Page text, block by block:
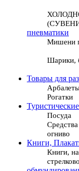
пневматики
Мишени
Шарики,
Товары для
Рогатки
Посуда
огниво
Книги,
Книги,